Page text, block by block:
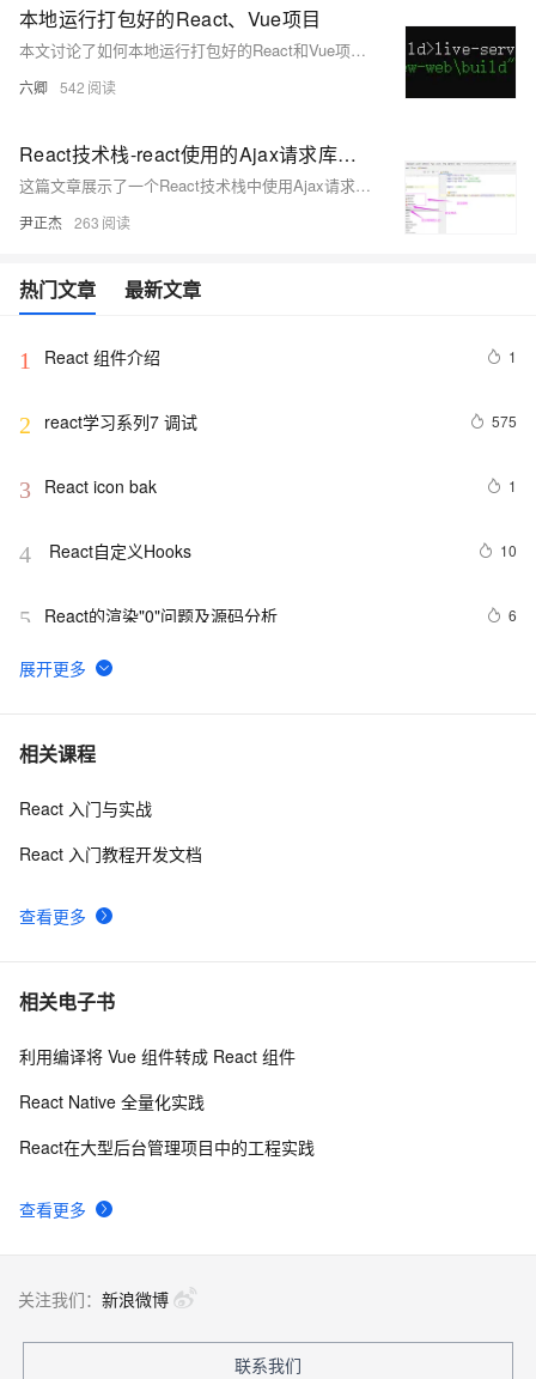
本地运行打包好的React、Vue项目
本文讨论了如何本地运行打包好的React和Vue项目，并解决了使用React-Router时Tomcat部署刷新页面导致404的问题，提出了将请求转回index.html的解决方案。
六卿 542
React技术栈-react使用的Ajax请求库用户搜索案例
这篇文章展示了一个React技术栈中使用Ajax请求库（如axios）进行用户搜索的实战案例，包括React组件的结构、状态管理以及如何通过Ajax请求获取并展示GitHub用户数据。
尹正杰 263
热门文章 最新文章
1 React 组件介绍 1
2 react学习系列7 调试 575
3 React icon bak 1
4 React自定义Hooks 10
5 React的渲染"0"问题及源码分析 6
6 React-router-dom实现全局路由登陆拦截
7 使用react实现通过经纬度获取地址（地理/逆地理编码）
8 快将你的 React 应用迁移到 Vite 吧，速度太快啦
相关课程
查看更多
React 入门与实战
React 入门教程开发文档
相关电子书
查看更多
利用编译将 Vue 组件转成 React 组件
React Native 全量化实践
React在大型后台管理项目中的工程实践
关注我们： 新浪微博
联系我们